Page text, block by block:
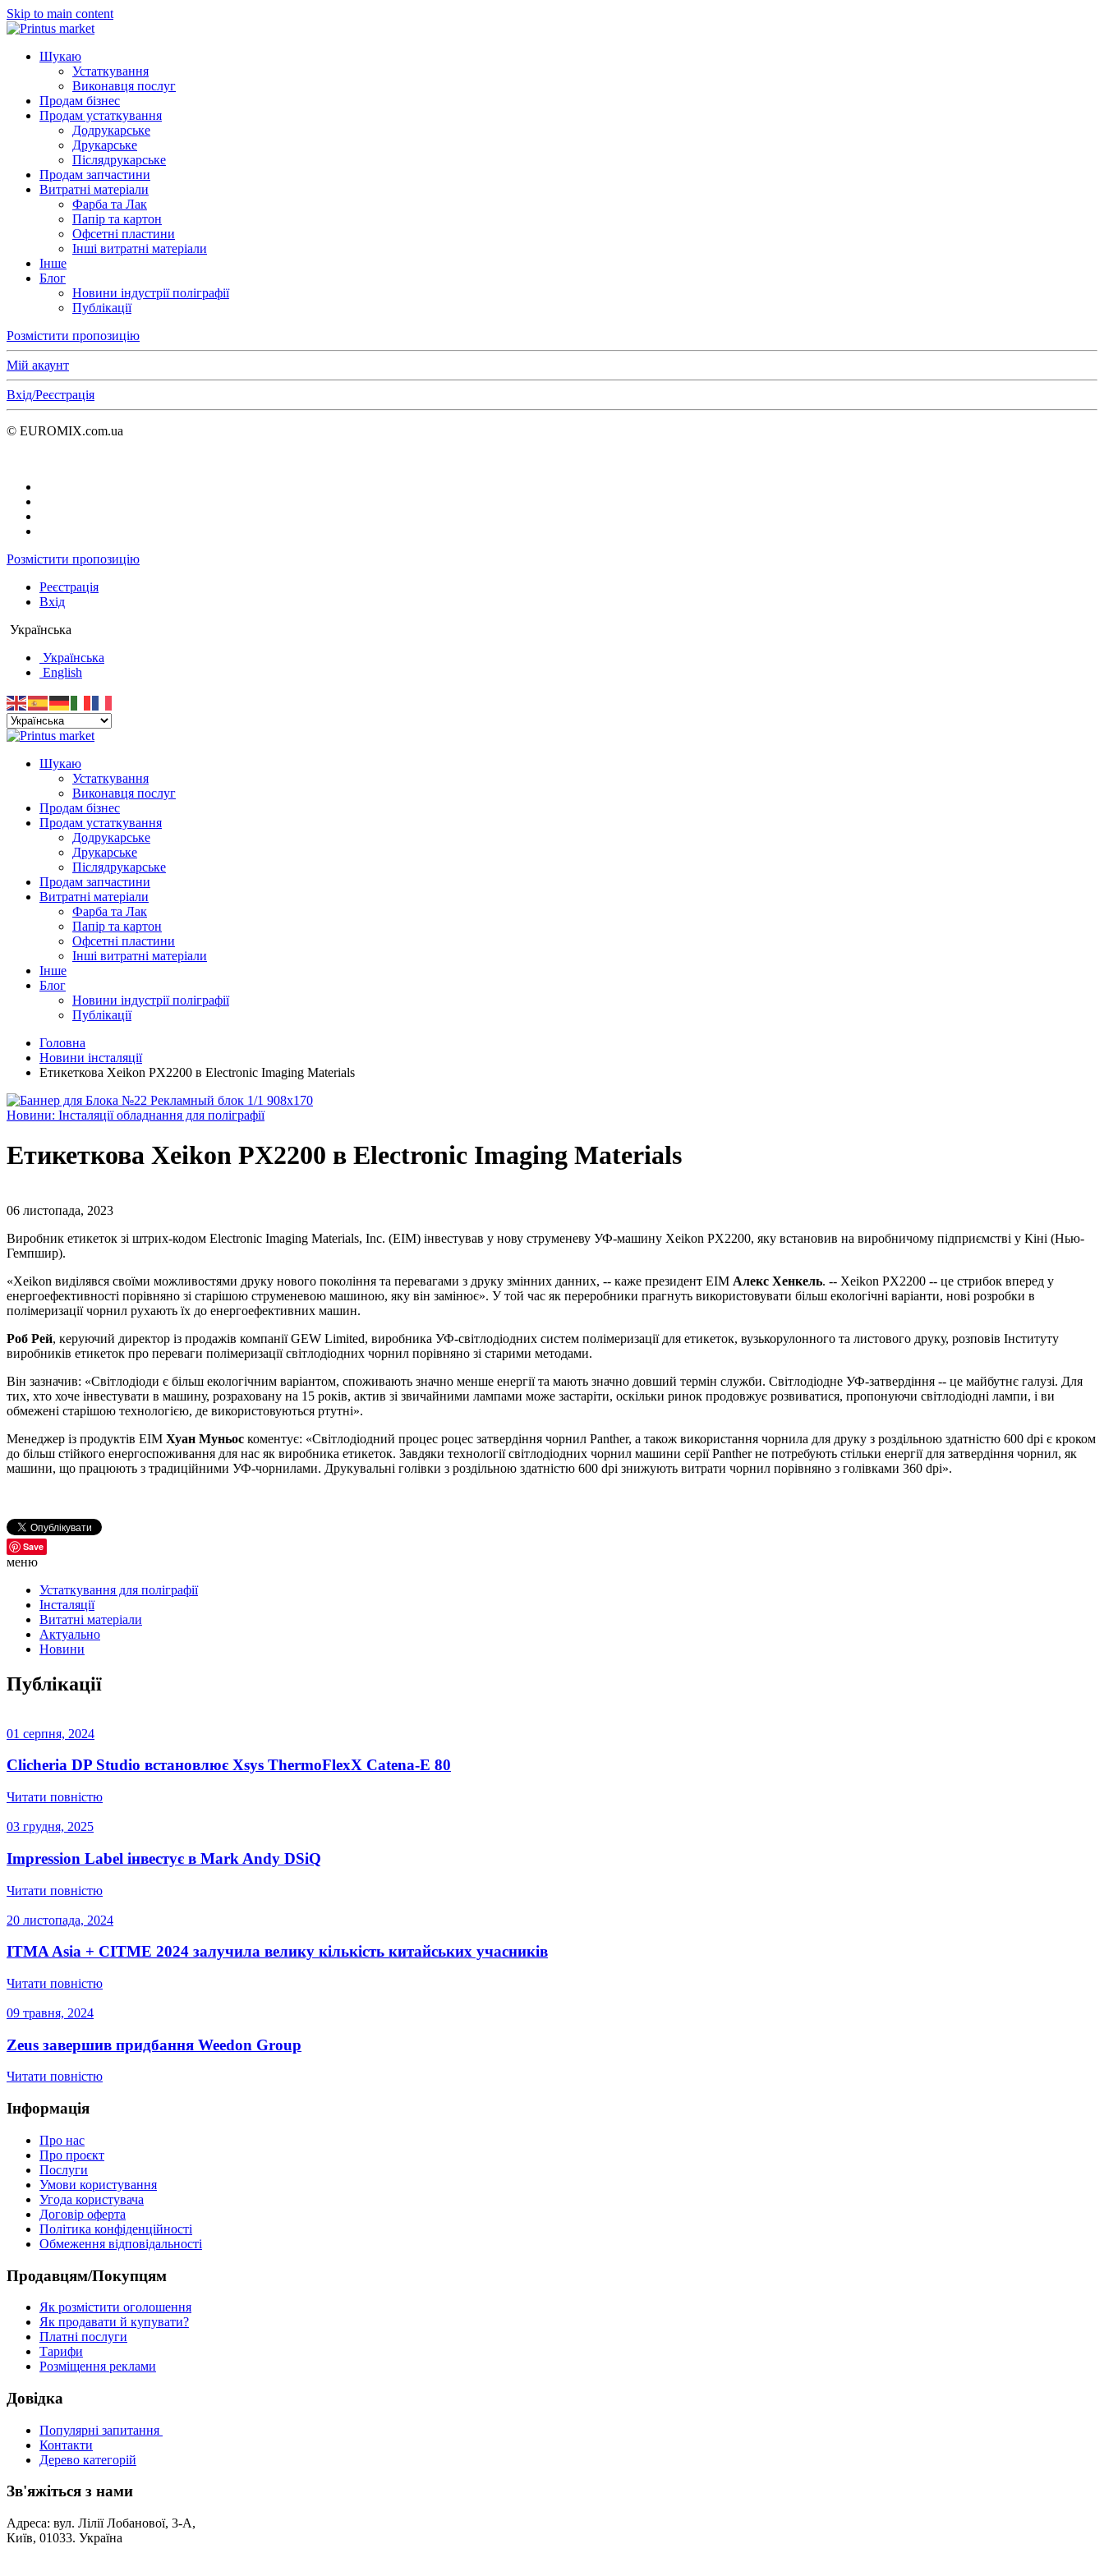
Skip to main content
Шукаю
Устаткування
Виконавця послуг
Продам бізнес
Продам устаткування
Додрукарське
Друкарське
Післядрукарське
Продам запчастини
Витратні матеріали
Фарба та Лак
Папір та картон
Офсетні пластини
Інші витратні матеріали
Інше
Блог
Новини індустрії поліграфії
Публікації
Розмістити пропозицію
Мій акаунт
Вхід/Реєстрація
© EUROMIX.com.ua
Розмістити пропозицію
Реєстрація
Вхід
Українська
Українська
English
Шукаю
Устаткування
Виконавця послуг
Продам бізнес
Продам устаткування
Додрукарське
Друкарське
Післядрукарське
Продам запчастини
Витратні матеріали
Фарба та Лак
Папір та картон
Офсетні пластини
Інші витратні матеріали
Інше
Блог
Новини індустрії поліграфії
Публікації
Головна
Новини інсталяції
Етикеткова Xeikon PX2200 в Electronic Imaging Materials
Новини: Інсталяції обладнання для поліграфії
Етикеткова Xeikon PX2200 в Electronic Imaging Materials
06 листопада, 2023
Виробник етикеток зі штрих-кодом Electronic Imaging Materials, Inc. (EIM) інвестував у нову струменеву УФ-машину Xeikon PX2200, яку встановив на виробничому підприємстві у Кіні (Нью-
Гемпшир).
«Xeikon виділявся своїми можливостями друку нового покоління та перевагами з друку змінних данних, -- каже президент EIM Алекс Хенкель. -- Xeikon PX2200 -- це стрибок вперед у
енергоефективності порівняно зі старішою струменевою машиною, яку він замінює». У той час як переробники прагнуть використовувати більш екологічні варіанти, нові розробки в
полімеризації чорнил рухають їх до енергоефективних машин.
Роб Рей, керуючий директор із продажів компанії GEW Limited, виробника УФ-світлодіодних систем полімеризації для етикеток, вузькорулонного та листового друку, розповів Інституту
виробників етикеток про переваги полімеризації світлодіодних чорнил порівняно зі старими методами.
Він зазначив: «Світлодіоди є більш екологічним варіантом, споживають значно менше енергії та мають значно довший термін служби. Світлодіодне УФ-затвердіння -- це майбутнє галузі. Для
тих, хто хоче інвестувати в машину, розраховану на 15 років, актив зі звичайними лампами може застаріти, оскільки ринок продовжує розвиватися, пропонуючи світлодіодні лампи, і ви
обмежені старішою технологією, де використовуються ртутні».
Менеджер із продуктів EIM Хуан Муньос коментує: «Світлодіодний процес роцес затвердіння чорнил Panther, а також використання чорнила для друку з роздільною здатністю 600 dpi є кроком
до більш стійкого енергоспоживання для нас як виробника етикеток. Завдяки технології світлодіодних чорнил машини серії Panther не потребують стільки енергії для затвердіння чорнил, як
машини, що працюють з традиційними УФ-чорнилами. Друкувальні голівки з роздільною здатністю 600 dpi знижують витрати чорнил порівняно з голівками 360 dpi».
Save
меню
Устаткування для поліграфії
Інсталяції
Витатні матеріали
Актуально
Новини
Публікації
01 серпня, 2024
Clicheria DP Studio встановлює Xsys ThermoFlexX Catena-E 80
Читати повністю
03 грудня, 2025
Impression Label інвестує в Mark Andy DSiQ
Читати повністю
20 листопада, 2024
ITMA Asia + CITME 2024 залучила велику кількість китайських учасників
Читати повністю
09 травня, 2024
Zeus завершив придбання Weedon Group
Читати повністю
Інформація
Про нас
Про проєкт
Послуги
Умови користування
Угода користувача
Договір оферта
Політика конфіденційності
Обмеження відповідальності
Продавцям/Покупцям
Як розмістити оголошення
Як продавати й купувати?
Платні послуги
Тарифи
Розміщення реклами
Довідка
Популярні запитання
Контакти
Дерево категорій
Зв'яжіться з нами
Адреса: вул. Лілії Лобанової, 3-А,
Київ, 01033. Україна